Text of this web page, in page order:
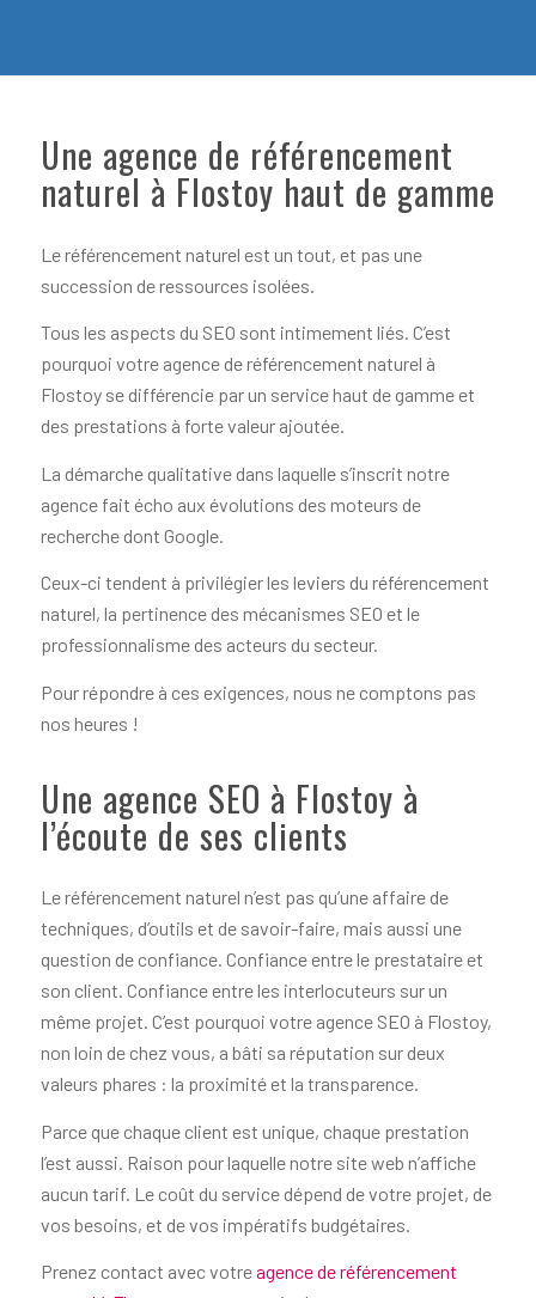
Une agence de référencement
naturel à Flostoy haut de gamme
Le référencement naturel est un tout, et pas une
succession de ressources isolées.
Tous les aspects du SEO sont intimement liés. C’est
pourquoi votre agence de référencement naturel à
Flostoy se différencie par un service haut de gamme et
des prestations à forte valeur ajoutée.
La démarche qualitative dans laquelle s’inscrit notre
agence fait écho aux évolutions des moteurs de
recherche dont Google.
Ceux-ci tendent à privilégier les leviers du référencement
naturel, la pertinence des mécanismes SEO et le
professionnalisme des acteurs du secteur.
Pour répondre à ces exigences, nous ne comptons pas
nos heures !
Une agence SEO à Flostoy à
l’écoute de ses clients
Le référencement naturel n’est pas qu’une affaire de
techniques, d’outils et de savoir-faire, mais aussi une
question de confiance. Confiance entre le prestataire et
son client. Confiance entre les interlocuteurs sur un
même projet. C’est pourquoi votre agence SEO à Flostoy,
non loin de chez vous, a bâti sa réputation sur deux
valeurs phares : la proximité et la transparence.
Parce que chaque client est unique, chaque prestation
l’est aussi. Raison pour laquelle notre site web n’affiche
aucun tarif. Le coût du service dépend de votre projet, de
vos besoins, et de vos impératifs budgétaires.
Prenez contact avec votreagence de référencement